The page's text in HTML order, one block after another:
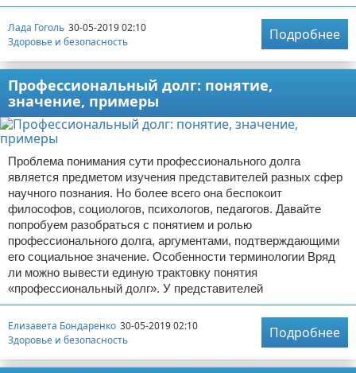
Лада Гоголь 30-05-2019 02:10
Здоровье и безопасность
Подробнее
Профессиональный долг: понятие,
значение, примеры
Проблема понимания сути профессионального долга
является предметом изучения представителей разных сфер
научного познания. Но более всего она беспокоит
философов, социологов, психологов, педагогов. Давайте
попробуем разобраться с понятием и ролью
профессионального долга, аргументами, подтверждающими
его социальное значение. Особенности терминологии Вряд
ли можно вывести единую трактовку понятия
«профессиональный долг». У представителей
Елизавета Бондаренко 30-05-2019 02:10
Здоровье и безопасность
Подробнее